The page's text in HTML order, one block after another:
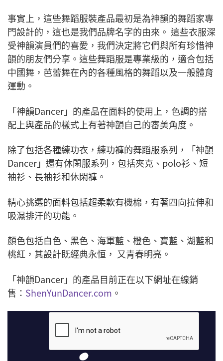
事實上，這些舞蹈服裝產品最初是為神韻的舞蹈家專
門設計的，這也是我們品牌名字的由來。 這些衣服深
受神韻演員們的喜愛，我們決定將它們與所有珍惜神
韻的朋友們分享。這些舞蹈服是專業級的，適合包括
中國舞，芭蕾舞在內的各種風格的舞蹈以及一般體育
運動。
「神韻Dancer」的產品在面料的使用上，色調的搭
配上與產品的樣式上有著神韻自己的審美角度。
除了包括各種練功衣，練功褲的舞蹈服系列，「神韻
Dancer」還有休閑服系列，包括夾克、polo衫、短
袖衫、長袖衫和休閑褲。
精心挑選的面料包括超柔軟有機棉，有著四向拉伸和
吸濕排汗的功能。
顏色包括白色、黑色、海軍藍、橙色、寶藍、湖藍和
桃紅，其設計既經典永恒， 又青春明亮。
「神韻Dancer」的產品目前正在以下網址在線銷
售： ShenYunDancer.com 。